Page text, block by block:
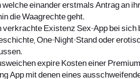
einander erstmals Antrag an
die Waagrechte geht.
Existenz Sex-App bei
One-Night-Stand oder
expire Kosten einer
App mit denen eines